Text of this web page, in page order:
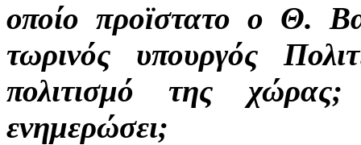
οποίο προϊστατο ο Θ.
τωρινός υπουργός
πολιτισμό της
ενημερώσει;